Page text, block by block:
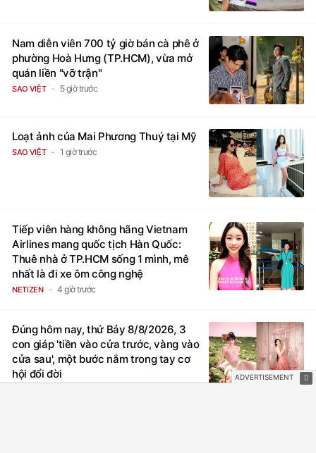
Nam diễn viên 700 tỷ giờ bán cà phê ở
phường Hoà Hưng (TP.HCM), vừa mở
quán liền "vỡ trận"
SAO VIỆT 5 giờ trước
Loạt ảnh của Mai Phương Thuý tại Mỹ
SAO VIỆT 1 giờ trước
Tiếp viên hàng không hãng Vietnam
Airlines mang quốc tịch Hàn Quốc:
Thuê nhà ở TP.HCM sống 1 mình, mê
nhất là đi xe ôm công nghệ
NETIZEN 4 giờ trước
Đúng hôm nay, thứ Bảy 8/8/2026, 3
con giáp 'tiền vào cửa trước, vàng vào
cửa sau', một bước nắm trong tay cơ
hội đổi đời